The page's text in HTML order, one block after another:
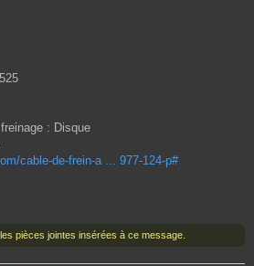
: Disque
cable-de-frein-a ... 977-124-p#
pièces jointes insérées à ce message.